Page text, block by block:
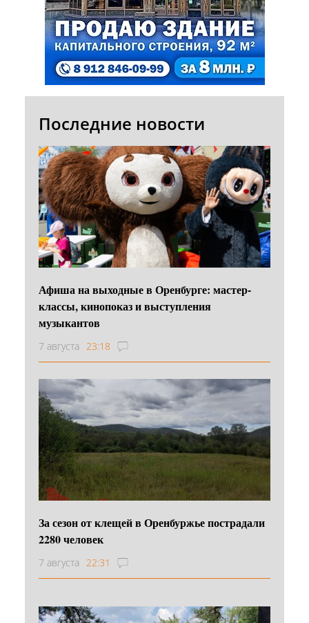
Последние новости
Афиша на выходные в Оренбурге: мастер-
классы, кинопоказ и выступления
музыкантов
7 августа 23:18
За сезон от клещей в Оренбуржье пострадали
2280 человек
7 августа 22:31